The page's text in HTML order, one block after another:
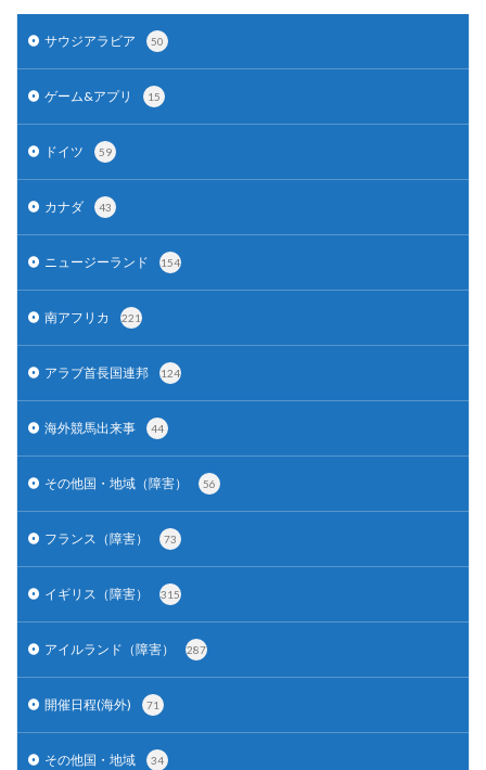
サウジアラビア 50
ゲーム&アプリ 15
ドイツ 59
カナダ 43
ニュージーランド 154
南アフリカ 221
アラブ首長国連邦 124
海外競馬出来事 44
その他国・地域（障害） 56
フランス（障害） 73
イギリス（障害） 315
アイルランド（障害） 287
開催日程(海外) 71
その他国・地域 34